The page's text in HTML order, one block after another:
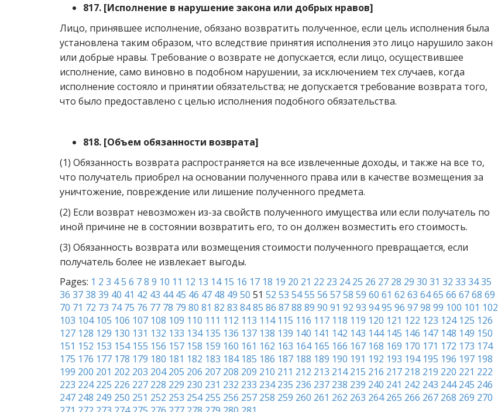
817. [Исполнение в нарушение закона или добрых нравов]
Лицо, принявшее исполнение, обязано возвратить полученное, если цель исполнения была
установлена таким образом, что вследствие принятия исполнения это лицо нарушило закон
или добрые нравы. Требование о возврате не допускается, если лицо, осуществившее
исполнение, само виновно в подобном нарушении, за исключением тех случаев, когда
исполнение состояло и принятии обязательства; не допускается требование возврата того,
что было предоставлено с целью исполнения подобного обязательства.
818. [Объем обязанности возврата]
(1) Обязанность возврата распространяется на все извлеченные доходы, и также на все то,
что получатель приобрел на основании полученного права или в качестве возмещения за
уничтожение, повреждение или лишение полученного предмета.
(2) Если возврат невозможен из-за свойств полученного имущества или если получатель по
иной причине не в состоянии возвратить его, то он должен возместить его стоимость.
(3) Обязанность возврата или возмещения стоимости полученного превращается, если
получатель более не извлекает выгоды.
Pages: 1 2 3 45 6 78 9 10 11 12 13 14 15 16 17 18 19 20 21 22 23 24 25 26 27 28 29 30 31 32 33 3435
36 3738 39 40 41 42 43 44 45 46 47 48 49 50 51 52 53 5455 56 5758 59 60 61 62 63 6465 66 6768 69
70 71 72 73 74 75 76 77 78 79 80 81 82 83 8485 86 8788 89 90 91 92 93 9495 96 9798 99 100 101 102
103 104 105 106 107 108 109 110 111 112 113 114 115 116 117 118 119 120 121 122 123 124 125 126
127 128 129 130 131 132 133 134 135 136 137 138 139 140 141 142 143 144 145 146 147 148 149 150
151 152 153 154 155 156 157 158 159 160 161 162 163 164 165 166 167 168 169 170 171 172 173 174
175 176 177 178 179 180 181 182 183 184 185 186 187 188 189 190 191 192 193 194 195 196 197 198
199 200 201 202 203 204 205 206 207 208 209 210 211 212 213 214 215 216 217 218 219 220 221 222
223 224 225 226 227 228 229 230 231 232 233 234 235 236 237 238 239 240 241 242 243 244 245 246
247 248 249 250 251 252 253 254 255 256 257 258 259 260 261 262 263 264 265 266 267 268 269 270